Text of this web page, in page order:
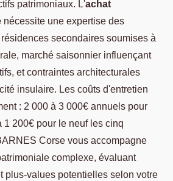
patrimoniaux. L'achat
nécessite une expertise des
secondaires soumises à
marché saisonnier influençant
et contraintes architecturales
insulaire. Les coûts d'entretien
: 2 000 à 3 000€ annuels pour
1 200€ pour le neuf les cinq
Corse vous accompagne
complexe, évaluant
plus-values potentielles selon votre